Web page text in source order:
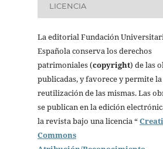
LICENCIA
La editorial Fundación
Española conserva los derechos
patrimoniales (copyright) de las
publicadas, y favorece y permite la
reutilización de las mismas. Las
se publican en la edición
la revista bajo una licencia “
Commons